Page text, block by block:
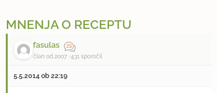
MNENJA O RECEPTU
fasulas
član od 2007 431 sporočil
5.5.2014 ob 22:19